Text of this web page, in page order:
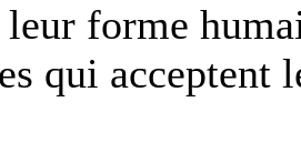
leur forme
qui acceptent